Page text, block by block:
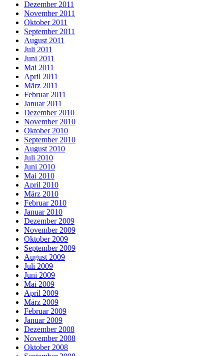
Dezember 2011
November 2011
Oktober 2011
September 2011
August 2011
Juli 2011
Juni 2011
Mai 2011
April 2011
März 2011
Februar 2011
Januar 2011
Dezember 2010
November 2010
Oktober 2010
September 2010
August 2010
Juli 2010
Juni 2010
Mai 2010
April 2010
März 2010
Februar 2010
Januar 2010
Dezember 2009
November 2009
Oktober 2009
September 2009
August 2009
Juli 2009
Juni 2009
Mai 2009
April 2009
März 2009
Februar 2009
Januar 2009
Dezember 2008
November 2008
Oktober 2008